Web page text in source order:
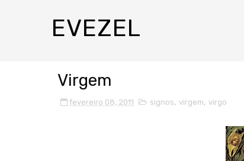
EVEZEL
Virgem
fevereiro 08, 2011 signos, virgem, virgo